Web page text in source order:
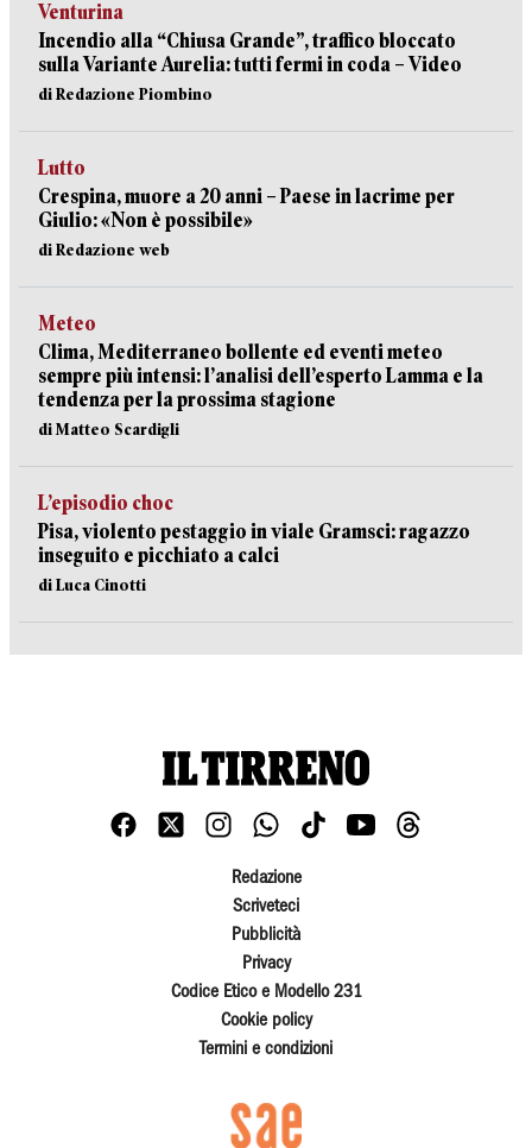
Venturina
Incendio alla “Chiusa Grande”, traffico bloccato
sulla Variante Aurelia: tutti fermi in coda – Video
di Redazione Piombino
Lutto
Crespina, muore a 20 anni – Paese in lacrime per
Giulio: «Non è possibile»
di Redazione web
Meteo
Clima, Mediterraneo bollente ed eventi meteo
sempre più intensi: l’analisi dell’esperto Lamma e la
tendenza per la prossima stagione
di Matteo Scardigli
L’episodio choc
Pisa, violento pestaggio in viale Gramsci: ragazzo
inseguito e picchiato a calci
di Luca Cinotti
Redazione
Scriveteci
Pubblicità
Privacy
Codice Etico e Modello 231
Cookie policy
Termini e condizioni